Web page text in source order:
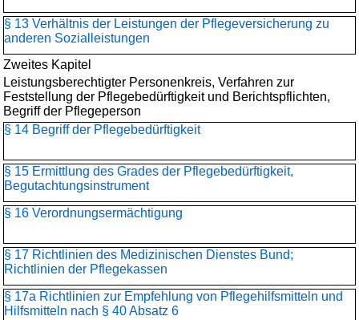
§ 13 Verhältnis der Leistungen der Pflegeversicherung zu
anderen Sozialleistungen
Zweites Kapitel
Leistungsberechtigter Personenkreis, Verfahren zur
Feststellung der Pflegebedürftigkeit und Berichtspflichten,
Begriff der Pflegeperson
§ 14 Begriff der Pflegebedürftigkeit
§ 15 Ermittlung des Grades der Pflegebedürftigkeit,
Begutachtungsinstrument
§ 16 Verordnungsermächtigung
§ 17 Richtlinien des Medizinischen Dienstes Bund;
Richtlinien der Pflegekassen
§ 17a Richtlinien zur Empfehlung von Pflegehilfsmitteln und
Hilfsmitteln nach § 40 Absatz 6